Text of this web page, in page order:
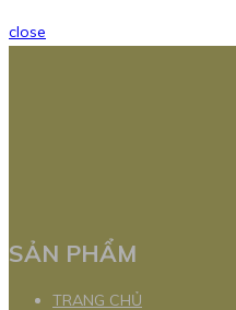
close
SẢN PHẨM
TRANG CHỦ